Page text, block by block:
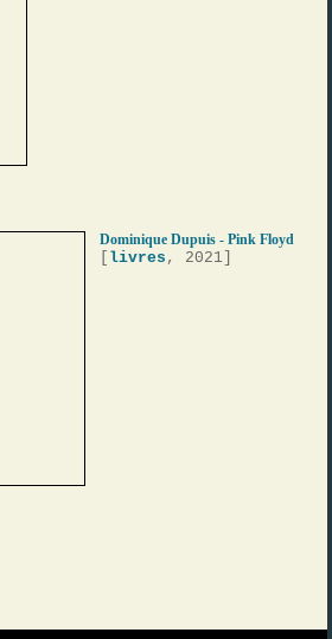
Dominique Dupuis - Pink Floyd
livres , 2021]